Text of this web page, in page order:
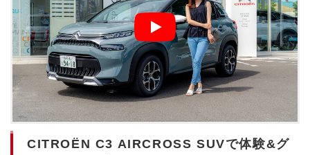
CITROЁN C3 AIRCROSS SUVで体験&グ